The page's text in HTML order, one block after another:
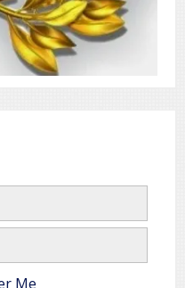
Me